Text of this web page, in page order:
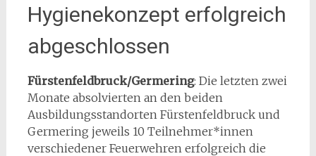
Hygienekonzept erfolgreich
abgeschlossen
Fürstenfeldbruck/Germering: Die letzten zwei
Monate absolvierten an den beiden
Ausbildungsstandorten Fürstenfeldbruck und
Germering jeweils 10 Teilnehmer*innen
verschiedener Feuerwehren erfolgreich die